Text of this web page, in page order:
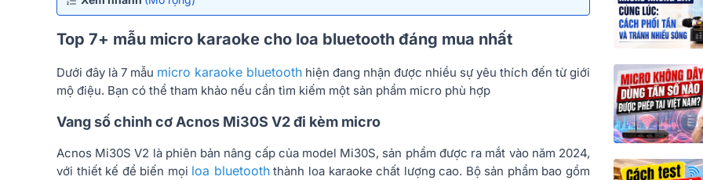
Top 7+ mẫu micro karaoke cho loa bluetooth đáng mua nhất
Dưới đây là 7 mẫu micro karaoke bluetooth hiện đang nhận được nhiều sự yêu thích đến từ giới
mộ điệu. Bạn có thể tham khảo nếu cần tìm kiếm một sản phẩm micro phù hợp
Vang số chỉnh cơ Acnos Mi30S V2 đi kèm micro
Acnos Mi30S V2 là phiên bản nâng cấp của model Mi30S, sản phẩm được ra mắt vào năm 2024,
với thiết kế để biến mọi loa bluetooththành loa karaoke chất lượng cao. Bộ sản phẩm bao gồm